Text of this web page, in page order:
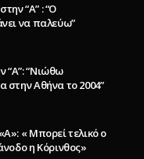
“Α” : “Ο
να παλεύω”
“A”: “Νιώθω
στην Αθήνα το 2004”
« Μπορεί τελικό ο
η Κόρινθος»